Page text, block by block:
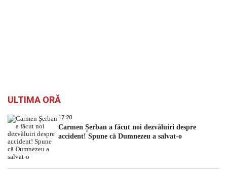
ULTIMA ORĂ
17:20
Carmen Șerban a făcut noi dezvăluiri despre
accident! Spune că Dumnezeu a salvat-o